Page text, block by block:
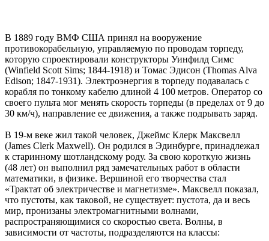
В 1889 году ВМФ США принял на вооружение
противокорабельную, управляемую по проводам торпеду,
которую спроектировали конструкторы Уинфилд Симс
(Winfield Scott Sims; 1844-1918) и Томас Эдисон (Thomas Alva
Edison; 1847-1931). Электроэнергия в торпеду подавалась с
корабля по тонкому кабелю длиной 4 100 метров. Оператор со
своего пульта мог менять скорость торпеды (в пределах от 9 до
30 км/ч), направление ее движения, а также подрывать заряд.
В 19-м веке жил такой человек, Джеймс Клерк Максвелл
(James Clerk Maxwell). Он родился в Эдинбурге, принадлежал
к старинному шотландскому роду. За свою короткую жизнь
(48 лет) он выполнил ряд замечательных работ в области
математики, в физике. Вершиной его творчества стал
«Трактат об электричестве и магнетизме». Максвелл показал,
что пустоты, как таковой, не существует: пустота, да и весь
мир, пронизаны электромагнитными волнами,
распространяющимися со скоростью света. Волны, в
зависимости от частоты, подразделяются на классы: